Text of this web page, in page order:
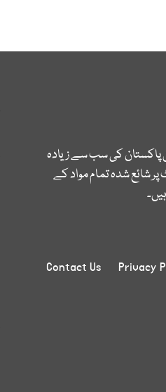
پاکستان کی سب سے زیادہ
شائع شدہ تمام مواد کے
Privacy
Contact Us